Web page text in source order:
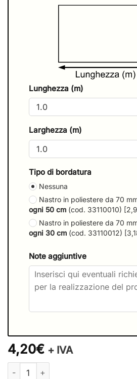
Lunghezza (m)
Larghezza (m)
Tipo di bordatura
Nessuna
Nastro in poliestere da 70
ogni 50 cm (cod. 33110010)
Nastro in poliestere da 70
ogni 30 cm (cod. 33110012)
Note aggiuntive
4,20€ + IVA
Telo ombreggiante antracite su